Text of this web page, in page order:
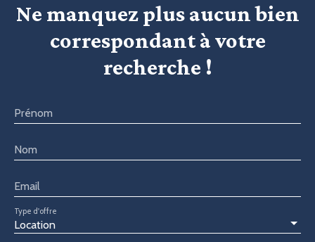
Ne manquez plus aucun bien
correspondant à votre
recherche !
Prénom
Nom
Email
Location
Type d'offre